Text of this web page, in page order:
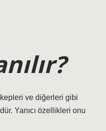
ve diğerleri gibi
Yanıcı özellikleri onu